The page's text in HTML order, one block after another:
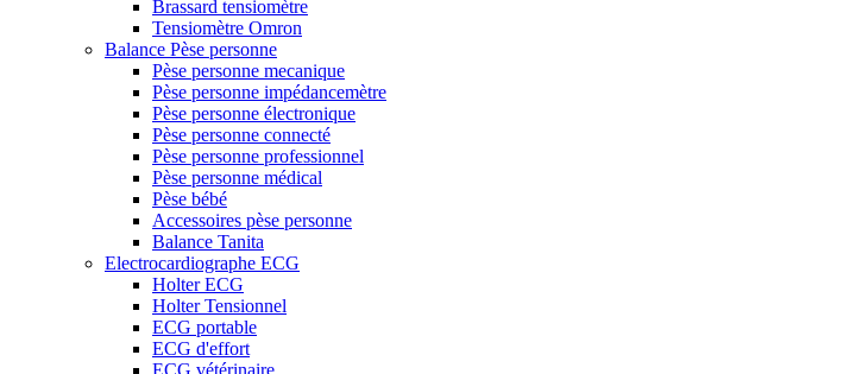
Brassard tensiomètre
Tensiomètre Omron
Balance Pèse personne
Pèse personne mecanique
Pèse personne impédancemètre
Pèse personne électronique
Pèse personne connecté
Pèse personne professionnel
Pèse personne médical
Pèse bébé
Accessoires pèse personne
Balance Tanita
Electrocardiographe ECG
Holter ECG
Holter Tensionnel
ECG portable
ECG d'effort